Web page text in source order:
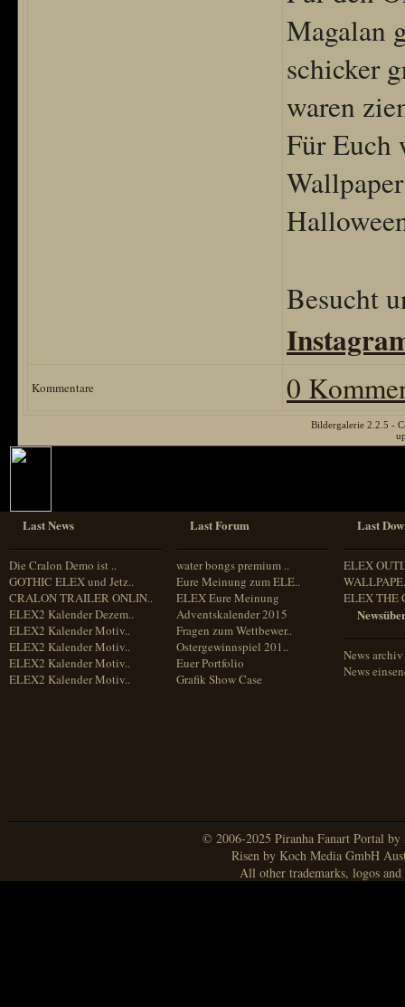
Magalan
schicker
waren
Für Euch
Besucht
Kommentare 0
Bildergalerie 2.2.5 -
Last News
Die Cralon Demo ist ..
GOTHIC ELEX und Jetz..
CRALON TRAILER ONLIN..
ELEX2 Kalender Dezem..
ELEX2 Kalender Motiv..
ELEX2 Kalender Motiv..
ELEX2 Kalender Motiv..
ELEX2 Kalender Motiv..
Last Forum
water bongs premium ..
Eure Meinung zum ELE..
ELEX Eure Meinung
Adventskalender 2015
Fragen zum Wettbewer..
Ostergewinnspiel 201..
Euer Portfolio
Grafik Show Case
Last
ELEX
ELEX THE
News archiv
News
© 2006-2025 Piranha Fanart Portal
Risen by Koch Media GmbH
All other trademarks, logos